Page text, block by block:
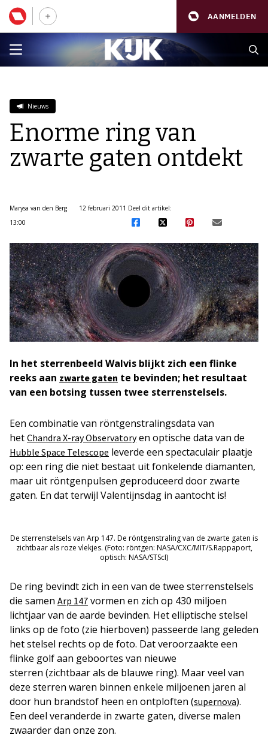
AANMELDEN
Nieuws
Enorme ring van
zwarte gaten ontdekt
Marysa van den Berg
12 februari 2011
13:00
Deel dit artikel:
In het sterrenbeeld Walvis blijkt zich een flinke
reeks aan zwarte gaten te bevinden; het resultaat
van een botsing tussen twee sterrenstelsels.
Een combinatie van röntgenstralingsdata van
het Chandra X-ray Observatoryen optische data van de
Hubble Space Telescope leverde een spectaculair plaatje
op: een ring die niet bestaat uit fonkelende diamanten,
maar uit röntgenpulsen geproduceerd door zwarte
gaten. En dat terwijl Valentijnsdag in aantocht is!
De sterrenstelsels van Arp 147. De röntgenstraling van de zwarte gaten is
zichtbaar als roze vlekjes. (Foto: röntgen: NASA/CXC/MIT/S.Rappaport,
optisch: NASA/STScI)
De ring bevindt zich in een van de twee sterrenstelsels
die samen Arp 147 vormen en zich op 430 miljoen
lichtjaar van de aarde bevinden. Het elliptische stelsel
links op de foto (zie hierboven) passeerde lang geleden
het stelsel rechts op de foto. Dat veroorzaakte een
flinke golf aan geboortes van nieuwe
sterren (zichtbaar als de blauwe ring). Maar veel van
deze sterren waren binnen enkele miljoenen jaren al
door hun brandstof heen en ontploften (supernova).
Een deel veranderde in zwarte gaten, diverse malen
zwaarder dan onze zon.